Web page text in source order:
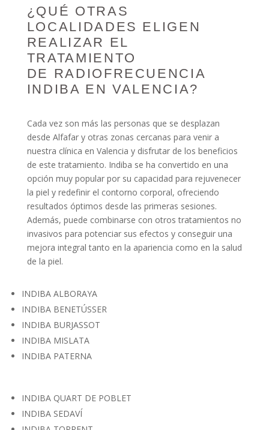
¿QUÉ OTRAS
LOCALIDADES ELIGEN
REALIZAR EL
TRATAMIENTO
DE RADIOFRECUENCIA
INDIBA EN VALENCIA?
Cada vez son más las personas que se desplazan
desde Alfafar y otras zonas cercanas para venir a
nuestra clínica en Valencia y disfrutar de los beneficios
de este tratamiento. Indiba se ha convertido en una
opción muy popular por su capacidad para rejuvenecer
la piel y redefinir el contorno corporal, ofreciendo
resultados óptimos desde las primeras sesiones.
Además, puede combinarse con otros tratamientos no
invasivos para potenciar sus efectos y conseguir una
mejora integral tanto en la apariencia como en la salud
de la piel.
INDIBA ALBORAYA
INDIBA BENETÚSSER
INDIBA BURJASSOT
INDIBA MISLATA
INDIBA PATERNA
INDIBA QUART DE POBLET
INDIBA SEDAVÍ